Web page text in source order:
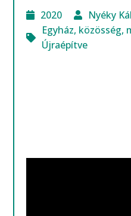
2020 Nyéky
Egyház, közösség,
Újraépítve